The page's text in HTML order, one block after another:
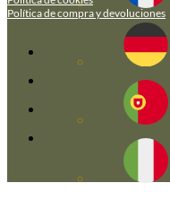
Política de compra y devoluciones